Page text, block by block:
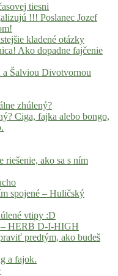
tiesni
!!! Poslanec Jozef
kladené otázky
Ako dopadne fajčenie
a Šalviou Divotvornou
zhúlený?
Ciga, fajka alebo bongo,
riešenie, ako sa s ním
spojené – Huličský
vtipy :D
– HERB D-I-HIGH
predtým, ako budeš
a fajok.